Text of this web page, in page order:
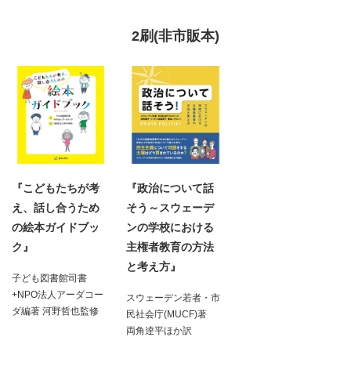
『こどもたちが考
え、話し合うため
の絵本ガイドブッ
ク』
子ども図書館司書
+NPO法人アーダコー
ダ編著 河野哲也監修
2刷(非市販本)
『政治について話
そう～スウェーデ
ンの学校における
主権者教育の方法
と考え方』
スウェーデン若者・市
民社会庁(MUCF)著
両角逹平ほか訳